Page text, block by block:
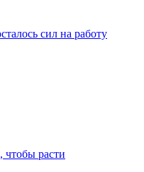
сил на работу
чтобы расти